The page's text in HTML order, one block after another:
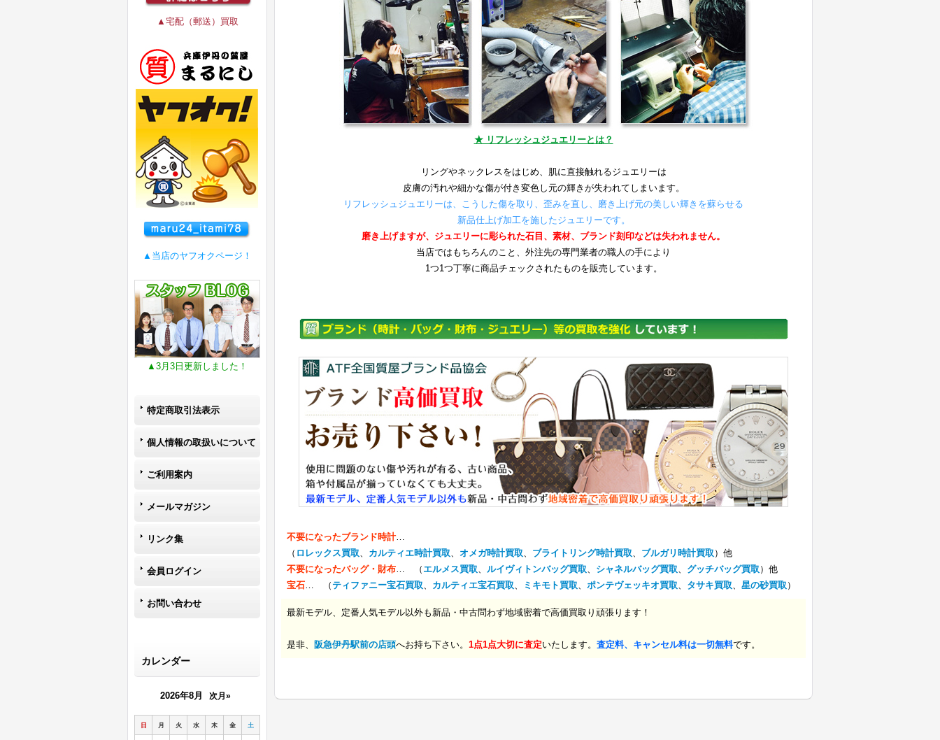
▲宅配（郵送）買取
▲当店のヤフオクページ！
▲3月3日更新しました！
特定商取引法表示
個人情報の取扱いについて
ご利用案内
メールマガジン
リンク集
会員ログイン
お問い合わせ
カレンダー
2026年8月 次月»
日 月 火 水 木 金 土
★ リフレッシュジュエリーとは？
リングやネックレスをはじめ、肌に直接触れるジュエリーは
皮膚の汚れや細かな傷が付き変色し元の輝きが失われてしまいます。
リフレッシュジュエリーは、こうした傷を取り、歪みを直し、磨き上げ元の美しい輝きを蘇らせる
新品仕上げ加工を施したジュエリーです。
磨き上げますが、ジュエリーに彫られた石目、素材、ブランド刻印などは失われません。
当店ではもちろんのこと、外注先の専門業者の職人の手により
1つ1つ丁寧に商品チェックされたものを販売しています。
不要になったブランド時計…
（ ロレックス買取、 カルティエ時計買取、 オメガ時計買取、 ブライトリング時計買取、 ブルガリ時計買取 ）他
不要になったバッグ・財布… （ エルメス買取、 ルイヴィトンバッグ買取、 シャネルバッグ買取、 グッチバッグ買取 ）他
宝石… （ティファニー宝石買取、 カルティエ宝石買取、 ミキモト買取、 ポンテヴェッキオ買取、 タサキ買取、 星の砂買取 ）
最新モデル、定番人気モデル以外も新品・中古問わず地域密着で高価買取り頑張ります！
是非、 阪急伊丹駅前の店頭へお持ち下さい。 1点1点大切に査定いたします。 査定料、キャンセル料は一切無料です。